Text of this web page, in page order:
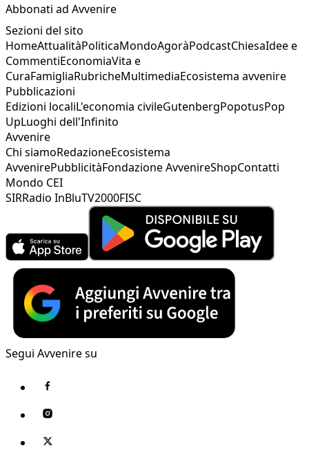
Abbonati ad Avvenire
Sezioni del sito
HomeAttualitàPoliticaMondoAgoràPodcastChiesaIdee e
CommentiEconomiaVita e
CuraFamigliaRubricheMultimediaEcosistema avvenire
Pubblicazioni
Edizioni localiL'economia civileGutenbergPopotusPop
UpLuoghi dell'Infinito
Avvenire
Chi siamoRedazioneEcosistema
AvvenirePubblicitàFondazione AvvenireShopContatti
Mondo CEI
SIRRadio InBluTV2000FISC
Segui Avvenire su